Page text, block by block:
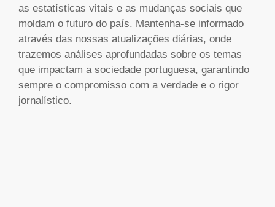
as estatísticas vitais e as mudanças sociais que
moldam o futuro do país. Mantenha-se informado
através das nossas atualizações diárias, onde
trazemos análises aprofundadas sobre os temas
que impactam a sociedade portuguesa, garantindo
sempre o compromisso com a verdade e o rigor
jornalístico.